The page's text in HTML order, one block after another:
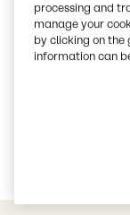
Polymères
Agro-alimentaire
Nettoyage
Revêtements et
processing and
manage your
by clicking on the
information can